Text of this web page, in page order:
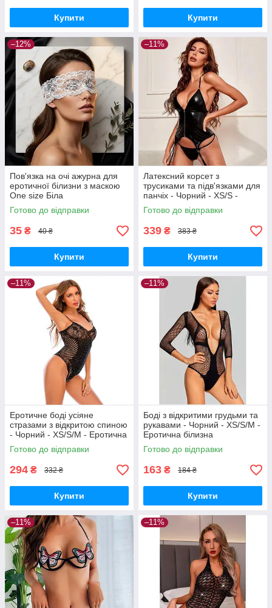
Купити Купити
–12%
Пов'язка на очі ажурна для
еротичної білизни з маскою
One size Біла
Готово до відправки
35 ₴ 40 ₴
Купити
–11%
Латексний корсет з
трусиками та підв'язками для
панчіх - Чорний - XS/S -
Еротична білизна
Готово до відправки
339 ₴ 383 ₴
Купити
–11%
Еротичне боді усіяне
стразами з відкритою спиною
- Чорний - XS/S/M - Еротична
білизна
Готово до відправки
294 ₴ 332 ₴
Купити
–11%
Боді з відкритими грудьми та
рукавами - Чорний - XS/S/M -
Еротична білизна
Готово до відправки
163 ₴ 184 ₴
Купити
–11% –11%